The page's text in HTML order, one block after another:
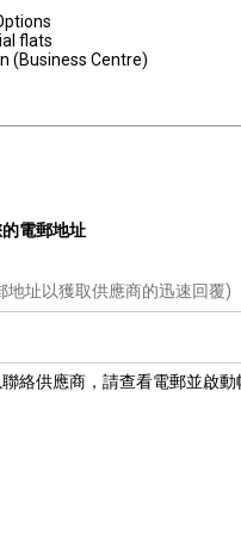
flats
(Business Centre)
電郵地址
地址以獲取供應商的迅速回覆)
絡供應商，請查看電郵並啟動